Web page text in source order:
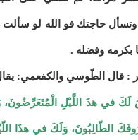
حاجتك فو الله لو سألت
بكرمه وفضله .
: قال الطّوسي والكفعمي:
لَكَ في هذَ اللَّيْلِ
الطّالِبُونَ، وَلَكَ في هذَا